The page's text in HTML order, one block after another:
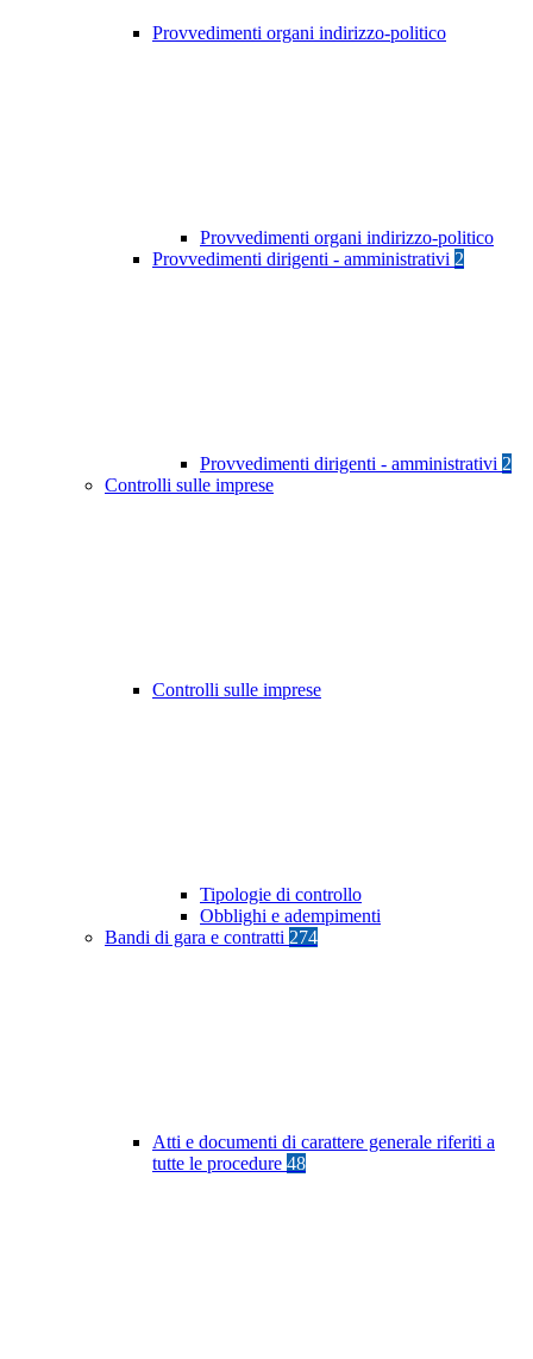
Provvedimenti organi indirizzo-politico
Provvedimenti organi indirizzo-politico
Provvedimenti dirigenti - amministrativi 2
Provvedimenti dirigenti - amministrativi 2
Controlli sulle imprese
Controlli sulle imprese
Tipologie di controllo
Obblighi e adempimenti
Bandi di gara e contratti 274
Atti e documenti di carattere generale riferiti a
tutte le procedure 48